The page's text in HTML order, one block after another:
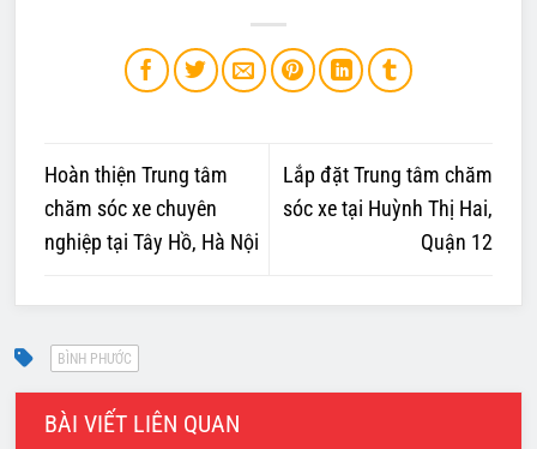
Hoàn thiện Trung tâm
chăm sóc xe chuyên
nghiệp tại Tây Hồ, Hà Nội
Lắp đặt Trung tâm chăm
sóc xe tại Huỳnh Thị Hai,
Quận 12
BÀI VIẾT LIÊN QUAN